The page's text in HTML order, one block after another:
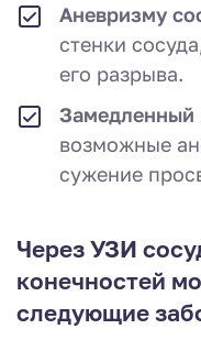
Аневризму
стенки
его разрыва.
Замедленный
возможные
сужение
Через УЗИ
конечностей
следующие